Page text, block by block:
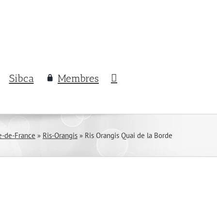
Sibca Membres
de-France » Ris-Orangis » Ris Orangis Quai de la Borde